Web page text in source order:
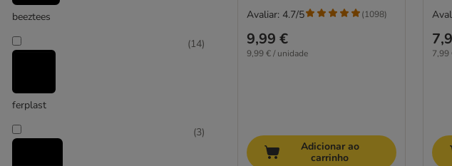
Camas de parede
beeztees
ferplast
(14)
(3)
9,99 €
9,99 € / unidade
Avaliar: 4.7/5 (1098)
Adicionar ao
carrinho
7,99